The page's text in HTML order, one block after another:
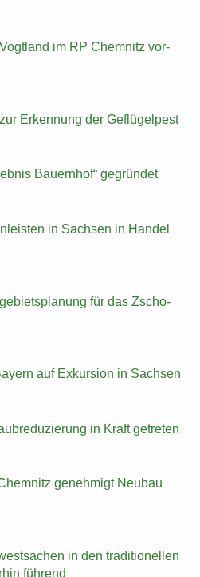
im RP Chem­nitz vor­
Er­ken­nung der Ge­flü­gel­pest
Bau­ern­hof“ ge­grün­det
in Sach­sen in Han­del
für das Zscho­
auf Ex­kur­si­on in Sach­sen
in Kraft ge­tre­ten
ge­neh­migt Neu­bau
in den tra­di­tio­nel­len
füh­rend